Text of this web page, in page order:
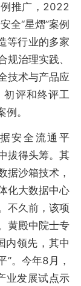
推广，2022
全“星熠”案例
等行业的多家
治理实践、
技术与产品应
评和终评工
。
安全流通平
拔得头筹。其
据沙箱技术，
化大数据中心
不久前，该项
黄殿中院士专
内领先，其中
”。今年8月，
业发展试点示